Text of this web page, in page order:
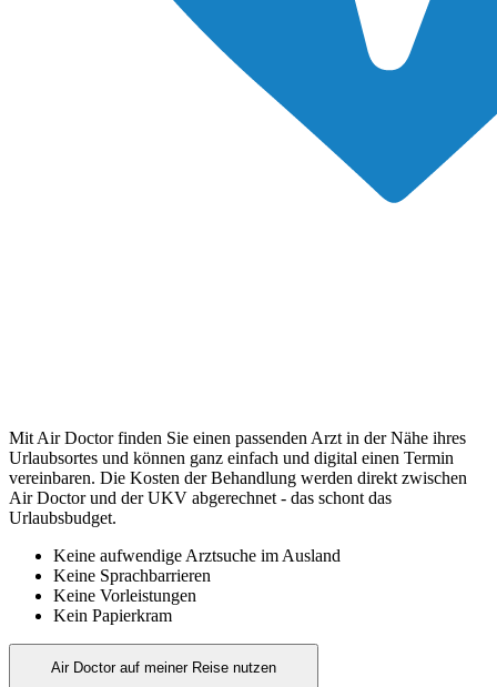
Mit Air Doctor finden Sie einen passenden Arzt in der Nähe ihres
Urlaubsortes und können ganz einfach und digital einen Termin
vereinbaren. Die Kosten der Behandlung werden direkt zwischen
Air Doctor und der UKV abgerechnet - das schont das
Urlaubsbudget.
Keine aufwendige Arztsuche im Ausland
Keine Sprachbarrieren
Keine Vorleistungen
Kein Papierkram
Air Doctor auf meiner Reise nutzen